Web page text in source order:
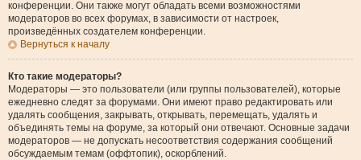
конференции. Они также могут обладать всеми возможностями
модераторов во всех форумах, в зависимости от настроек,
произведённых создателем конференции.
Вернуться к началу
Кто такие модераторы?
Модераторы — это пользователи (или группы пользователей), которые
ежедневно следят за форумами. Они имеют право редактировать или
удалять сообщения, закрывать, открывать, перемещать, удалять и
объединять темы на форуме, за который они отвечают. Основные задачи
модераторов — не допускать несоответствия содержания сообщений
обсуждаемым темам (оффтопик), оскорблений.